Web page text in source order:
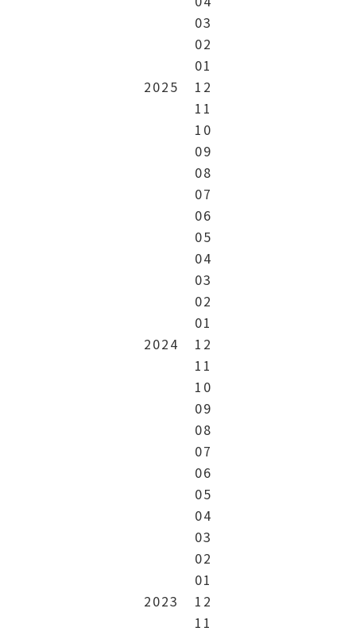
03
02
01
2025
12
11
10
09
08
07
06
05
04
03
02
01
2024
12
11
10
09
08
07
06
05
04
03
02
01
2023
12
11